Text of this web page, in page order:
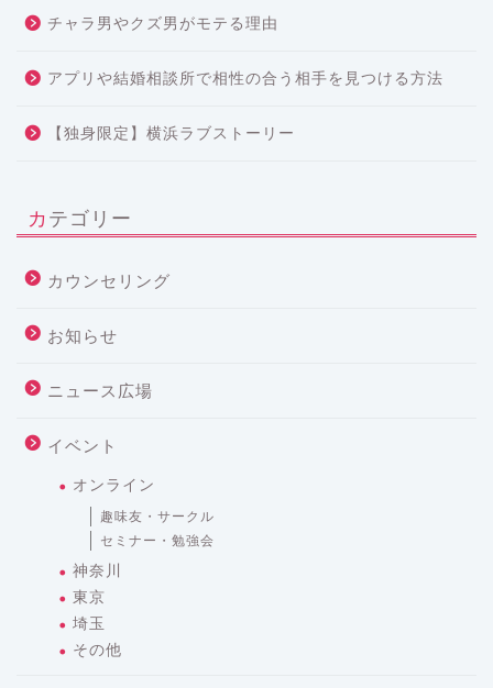
チャラ男やクズ男がモテる理由
アプリや結婚相談所で相性の合う相手を見つける方法
【独身限定】横浜ラブストーリー
カテゴリー
カウンセリング
お知らせ
ニュース広場
イベント
オンライン
趣味友・サークル
セミナー・勉強会
神奈川
東京
埼玉
その他